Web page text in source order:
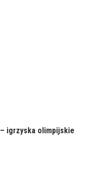
igrzyska olimpijskie